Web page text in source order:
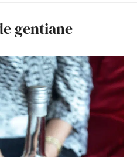
gentiane